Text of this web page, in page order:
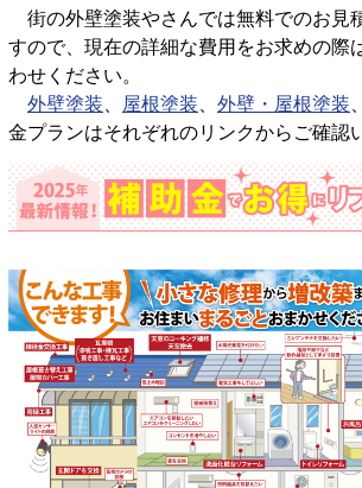
街の外壁塗装やさんでは無料でのお見
すので、現在の詳細な費用をお求めの際
わせください。
外壁塗装、 屋根塗装、 外壁・屋根塗装、
金プランはそれぞれのリンクからご確認